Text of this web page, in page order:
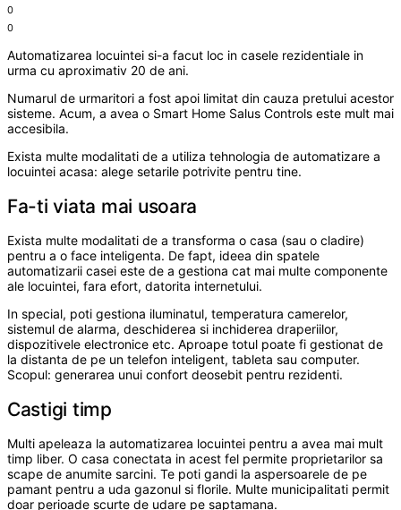
0
0
Automatizarea locuintei si-a facut loc in casele rezidentiale in
urma cu aproximativ 20 de ani.
Numarul de urmaritori a fost apoi limitat din cauza pretului acestor
sisteme. Acum, a avea o Smart Home Salus Controls este mult mai
accesibila.
Exista multe modalitati de a utiliza tehnologia de automatizare a
locuintei acasa: alege setarile potrivite pentru tine.
Fa-ti viata mai usoara
Exista multe modalitati de a transforma o casa (sau o cladire)
pentru a o face inteligenta. De fapt, ideea din spatele
automatizarii casei este de a gestiona cat mai multe componente
ale locuintei, fara efort, datorita internetului.
In special, poti gestiona iluminatul, temperatura camerelor,
sistemul de alarma, deschiderea si inchiderea draperiilor,
dispozitivele electronice etc. Aproape totul poate fi gestionat de
la distanta de pe un telefon inteligent, tableta sau computer.
Scopul: generarea unui confort deosebit pentru rezidenti.
Castigi timp
Multi apeleaza la automatizarea locuintei pentru a avea mai mult
timp liber. O casa conectata in acest fel permite proprietarilor sa
scape de anumite sarcini. Te poti gandi la aspersoarele de pe
pamant pentru a uda gazonul si florile. Multe municipalitati permit
doar perioade scurte de udare pe saptamana.